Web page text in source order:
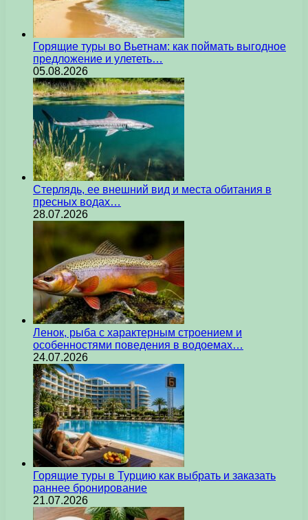
Горящие туры во Вьетнам: как поймать выгодное
предложение и улететь…
05.08.2026
Стерлядь, ее внешний вид и места обитания в
пресных водах…
28.07.2026
Ленок, рыба с характерным строением и
особенностями поведения в водоемах…
24.07.2026
Горящие туры в Турцию как выбрать и заказать
раннее бронирование
21.07.2026